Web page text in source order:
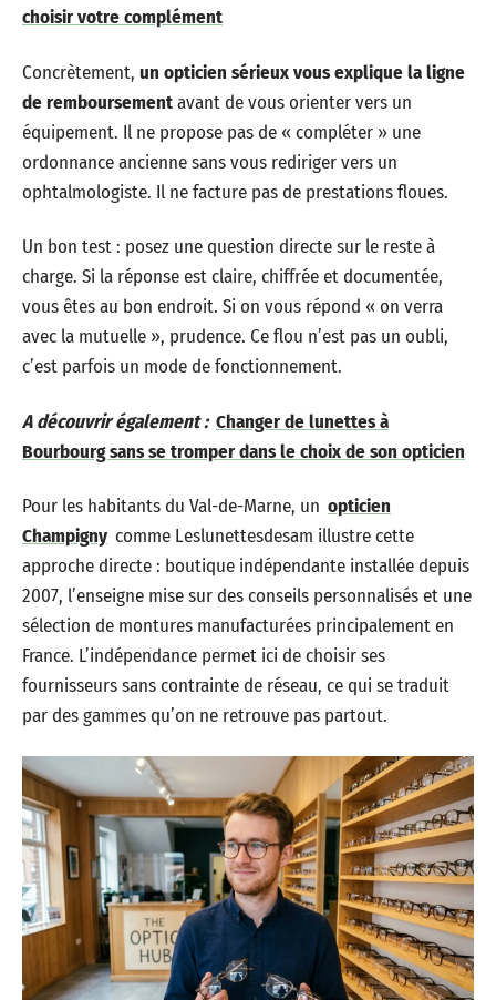
choisir votre complément
Concrètement, un opticien sérieux vous explique la ligne
de remboursementavant de vous orienter vers un
équipement. Il ne propose pas de « compléter » une
ordonnance ancienne sans vous rediriger vers un
ophtalmologiste. Il ne facture pas de prestations floues.
Un bon test : posez une question directe sur le reste à
charge. Si la réponse est claire, chiffrée et documentée,
vous êtes au bon endroit. Si on vous répond « on verra
avec la mutuelle », prudence. Ce flou n’est pas un oubli,
c’est parfois un mode de fonctionnement.
A découvrir également : Changer de lunettes à
Bourbourg sans se tromper dans le choix de son opticien
Pour les habitants du Val-de-Marne, un opticien
Champigny comme Leslunettesdesam illustre cette
approche directe : boutique indépendante installée depuis
2007, l’enseigne mise sur des conseils personnalisés et une
sélection de montures manufacturées principalement en
France. L’indépendance permet ici de choisir ses
fournisseurs sans contrainte de réseau, ce qui se traduit
par des gammes qu’on ne retrouve pas partout.